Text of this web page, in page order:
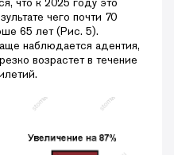
чего почти 70
65 лет (Рис. 5).
наблюдается адентия,
возрастет в течение